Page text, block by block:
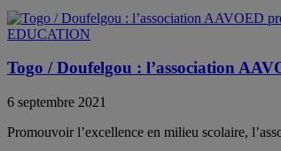
EDUCATION
Togo / Doufelgou : l’association
6 septembre 2021
Promouvoir l’excellence en milieu scolaire,